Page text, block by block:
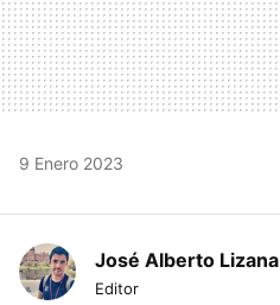
9 Enero 2023
José Alberto Lizana
Editor